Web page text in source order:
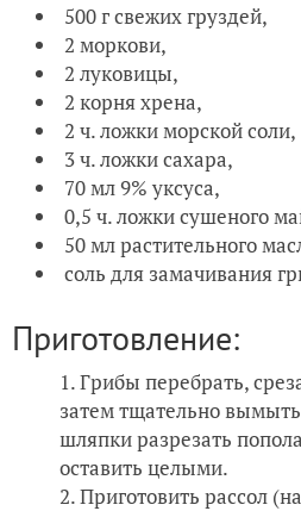
500 г свежих груздей,
2 моркови,
2 луковицы,
2 корня хрена,
2 ч. ложки морской соли,
3 ч. ложки сахара,
70 мл 9% уксуса,
0,5 ч. ложки сушеного
50 мл растительного
соль для замачивания
Приготовление:
Грибы перебрать,
затем тщательно
шляпки разрезать
оставить целыми.
Приготовить рассол